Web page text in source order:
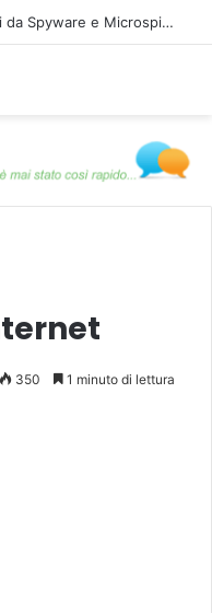
Privacy Digitale: Come difendersi da Spyware e Microspie di Nuova Generazione
350 1 minuto di lettura